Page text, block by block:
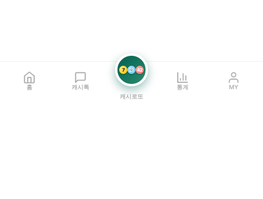
홈 캐시톡
7 21 42
캐시로또
통계 MY